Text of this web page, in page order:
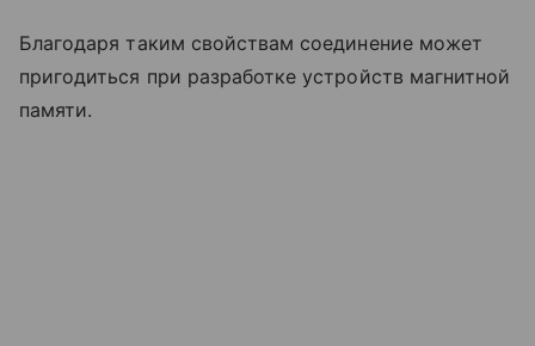
Благодаря таким свойствам соединение может
пригодиться при разработке устройств магнитной
памяти.